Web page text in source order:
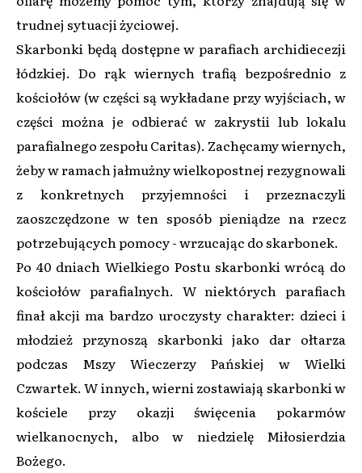
trudnej sytuacji życiowej.
Skarbonki będą dostępne w parafiach archidiecezji
łódzkiej. Do rąk wiernych trafią bezpośrednio z
kościołów (w części są wykładane przy wyjściach, w
części można je odbierać w zakrystii lub lokalu
parafialnego zespołu Caritas). Zachęcamy wiernych,
żeby w ramach jałmużny wielkopostnej rezygnowali
z konkretnych przyjemności i przeznaczyli
zaoszczędzone w ten sposób pieniądze na rzecz
potrzebujących pomocy - wrzucając do skarbonek.
Po 40 dniach Wielkiego Postu skarbonki wrócą do
kościołów parafialnych. W niektórych parafiach
finał akcji ma bardzo uroczysty charakter: dzieci i
młodzież przynoszą skarbonki jako dar ołtarza
podczas Mszy Wieczerzy Pańskiej w Wielki
Czwartek. W innych, wierni zostawiają skarbonki w
kościele przy okazji święcenia pokarmów
wielkanocnych, albo w niedzielę Miłosierdzia
Bożego.